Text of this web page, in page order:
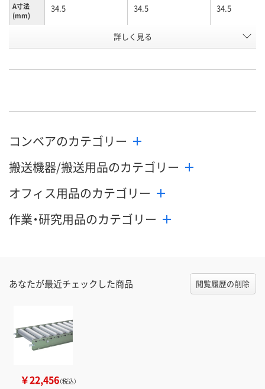
A寸法
(mm)
34.5 34.5 34.5
P628012 P627875
カゴへ
詳しく見る
コンベアのカテゴリー
搬送機器/搬送用品のカテゴリー
オフィス用品のカテゴリー
作業・研究用品のカテゴリー
あなたが最近チェックした商品 閲覧履歴の削除
￥22,456（税込）